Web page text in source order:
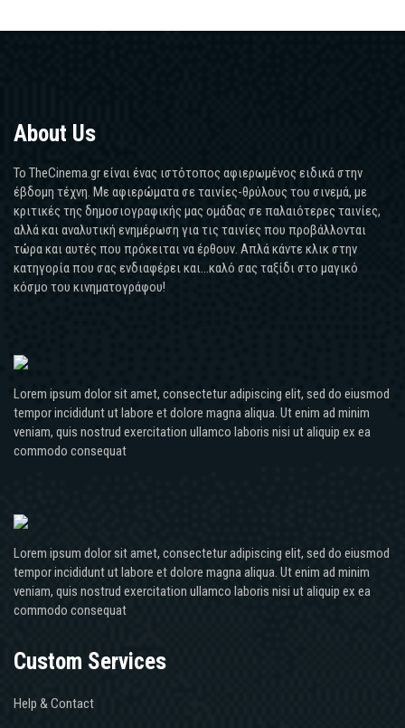
About Us
Το TheCinema.gr είναι ένας ιστότοπος αφιερωμένος ειδικά στην
έβδομη τέχνη. Με αφιερώματα σε ταινίες-θρύλους του σινεμά, με
κριτικές της δημοσιογραφικής μας ομάδας σε παλαιότερες ταινίες,
αλλά και αναλυτική ενημέρωση για τις ταινίες που προβάλλονται
τώρα και αυτές που πρόκειται να έρθουν. Απλά κάντε κλικ στην
κατηγορία που σας ενδιαφέρει και...καλό σας ταξίδι στο μαγικό
κόσμο του κινηματογράφου!
Lorem ipsum dolor sit amet, consectetur adipiscing elit, sed do eiusmod
tempor incididunt ut labore et dolore magna aliqua. Ut enim ad minim
veniam, quis nostrud exercitation ullamco laboris nisi ut aliquip ex ea
commodo consequat
Lorem ipsum dolor sit amet, consectetur adipiscing elit, sed do eiusmod
tempor incididunt ut labore et dolore magna aliqua. Ut enim ad minim
veniam, quis nostrud exercitation ullamco laboris nisi ut aliquip ex ea
commodo consequat
Custom Services
Help & Contact